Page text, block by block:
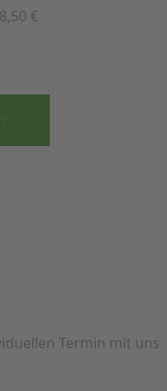
€
Termin mit uns